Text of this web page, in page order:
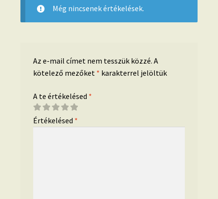
Még nincsenek értékelések.
Az e-mail címet nem tesszük közzé. A
kötelező mezőket * karakterrel jelöltük
A te értékelésed *
Értékelésed *